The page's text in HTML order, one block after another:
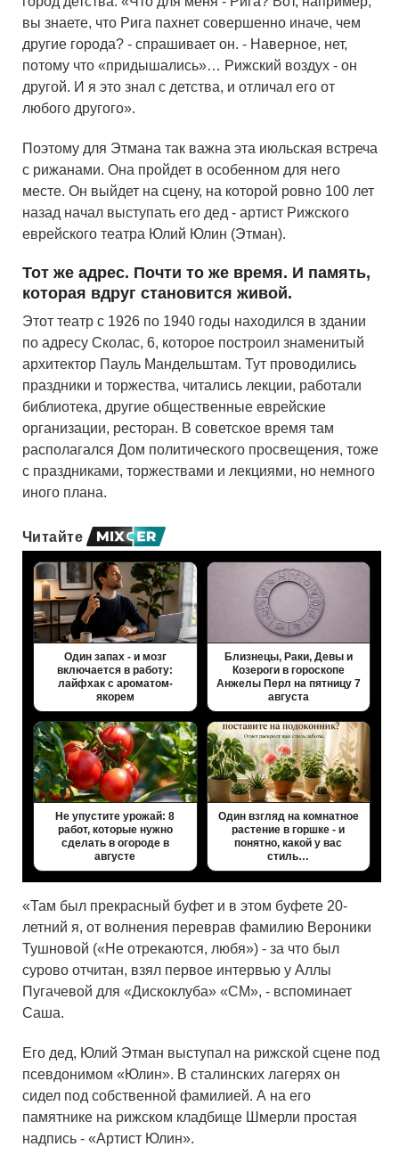
вы знаете, что Рига пахнет совершенно иначе, чем
другие города? - спрашивает он. - Наверное, нет,
потому что «придышались»… Рижский воздух - он
другой. И я это знал с детства, и отличал его от
любого другого».
Поэтому для Этмана так важна эта июльская встреча
с рижанами. Она пройдет в особенном для него
месте. Он выйдет на сцену, на которой ровно 100 лет
назад начал выступать его дед - артист Рижского
еврейского театра Юлий Юлин (Этман).
Тот же адрес. Почти то же время. И память,
которая вдруг становится живой.
Этот театр с 1926 по 1940 годы находился в здании
по адресу Сколас, 6, которое построил знаменитый
архитектор Пауль Мандельштам. Тут проводились
праздники и торжества, читались лекции, работали
библиотека, другие общественные еврейские
организации, ресторан. В советское время там
располагался Дом политического просвещения, тоже
с праздниками, торжествами и лекциями, но немного
иного плана.
Читайте
Один запах - и мозг
включается в работу:
лайфхак с ароматом-
якорем
Близнецы, Раки, Девы и
Козероги в гороскопе
Анжелы Перл на пятницу 7
августа
Не упустите урожай: 8
работ, которые нужно
сделать в огороде в
августе
Один взгляд на комнатное
растение в горшке - и
понятно, какой у вас
стиль…
«Там был прекрасный буфет и в этом буфете 20-
летний я, от волнения переврав фамилию Вероники
Тушновой («Не отрекаются, любя») - за что был
сурово отчитан, взял первое интервью у Аллы
Пугачевой для «Дискоклуба» «СМ», - вспоминает
Саша.
Его дед, Юлий Этман выступал на рижской сцене под
псевдонимом «Юлин». В сталинских лагерях он
сидел под собственной фамилией. А на его
памятнике на рижском кладбище Шмерли простая
надпись - «Артист Юлин».